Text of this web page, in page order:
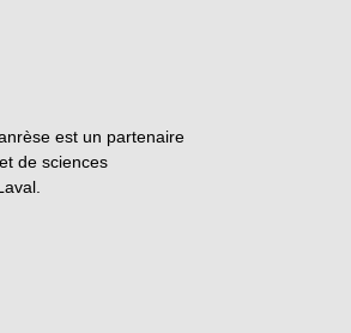
est un partenaire
de sciences